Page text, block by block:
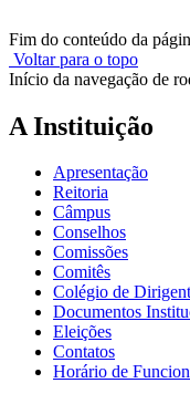
Fim do conteúdo da
Voltar para o topo
Início da navegação de
A Instituição
Apresentação
Reitoria
Câmpus
Conselhos
Comissões
Comitês
Colégio de
Documentos
Eleições
Contatos
Horário de